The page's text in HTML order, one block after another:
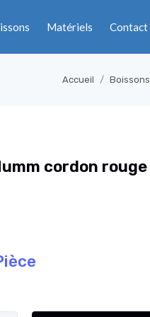
Matériels Contact
Accueil Boissons
cordon rouge